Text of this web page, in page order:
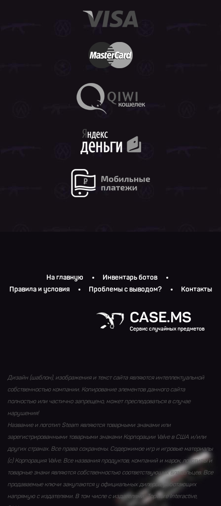
На главную
Инвентарь ботов
Правила и условия
Проблемы с выводом? Контакты
CASE.MS
Сервис случайных предметов
Дизайн (шаблон), изображения и текст сайта являются интеллектуальной
собственностью компании. Копирование элементов данного сайта
полностью или частично запрещено, может преследоваться в случае
нарушения!
Название и логотип Steam являются товарными знаками или
зарегистрированными товарными знаками Корпорации Valve в США и/или
других странах. Все права сохранены. Содержимое игр и игровые материалы
(с) Корпорация Valve. Все названия продуктов, компаний и марок, логотипы и
товарные знаки являются собственностью соответствующих владельцев. Все
продаваемые ключи закупаются у официальных дилеров, работающих
напрямую с издателями. В том числе с издателями: Topware Interactive,